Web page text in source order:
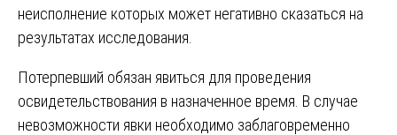
неисполнение которых может негативно сказаться на
результатах исследования.
Потерпевший обязан явиться для проведения
освидетельствования в назначенное время. В случае
невозможности явки необходимо заблаговременно